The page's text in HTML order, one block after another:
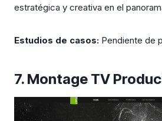
estratégica y creativa en el
Estudios de casos: Pendiente de
7. Montage TV